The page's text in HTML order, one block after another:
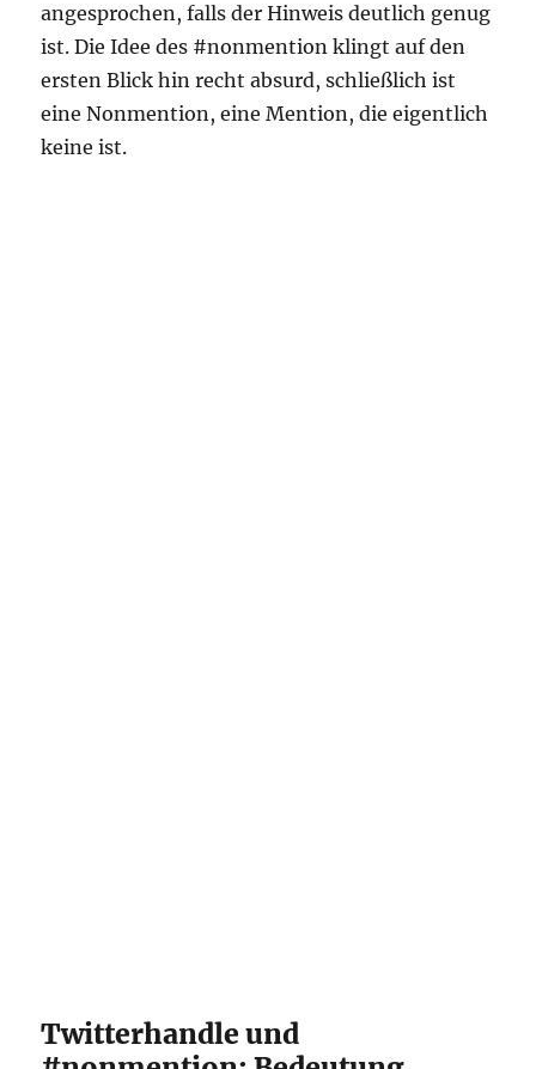
angesprochen, falls der Hinweis deutlich genug
ist. Die Idee des #nonmention klingt auf den
ersten Blick hin recht absurd, schließlich ist
eine Nonmention, eine Mention, die eigentlich
keine ist.
Twitterhandle und